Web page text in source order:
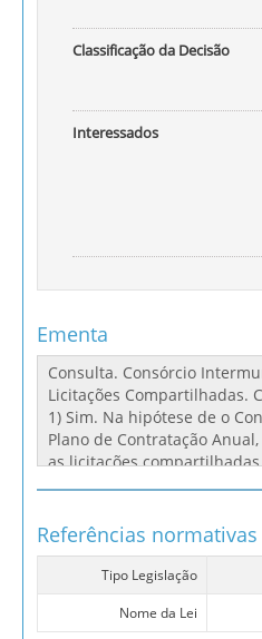
Classificação da Decisão
Interessados
Ementa
Referências normativas
Tipo Legislação
Nome da Lei